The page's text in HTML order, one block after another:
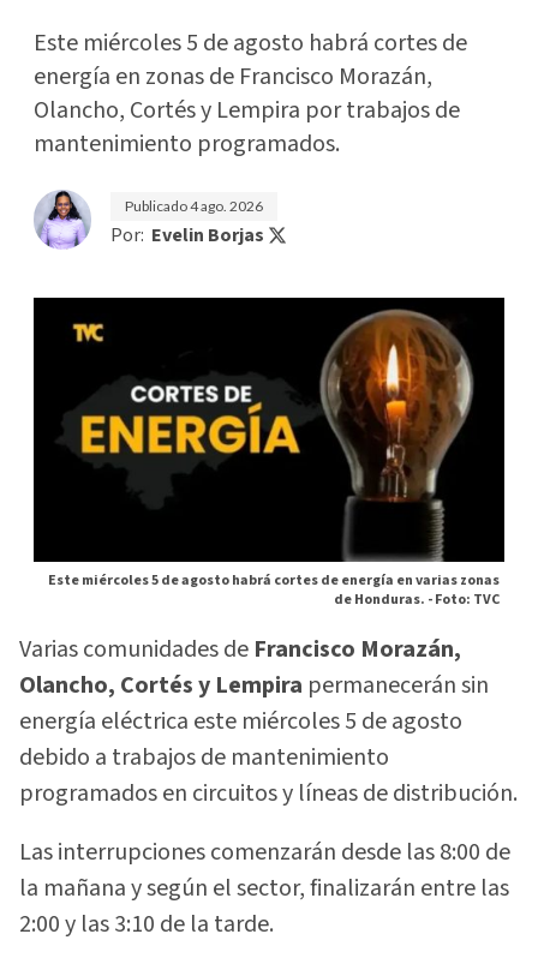
Este miércoles 5 de agosto habrá cortes de
energía en zonas de Francisco Morazán,
Olancho, Cortés y Lempira por trabajos de
mantenimiento programados.
Publicado4 ago. 2026
Por: Evelin Borjas
Este miércoles 5 de agosto habrá cortes de energía en varias zonas
de Honduras. -Foto: TVC
Varias comunidades de Francisco Morazán,
Olancho, Cortés y Lempira permanecerán sin
energía eléctrica este miércoles 5 de agosto
debido a trabajos de mantenimiento
programados en circuitos y líneas de distribución.
Las interrupciones comenzarán desde las 8:00 de
la mañana y según el sector, finalizarán entre las
2:00 y las 3:10 de la tarde.